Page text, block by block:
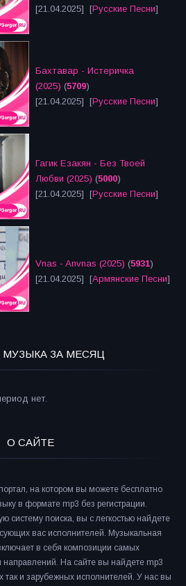
[21.04.2025] [Русские Песни]
Бахтавар - Истеричка
(2025) (5709)
[21.04.2025] [Русские Песни]
Гагик Езакян - Без Твоей
Любви (2025) (5000)
[21.04.2025] [Русские Песни]
Vnas - Anvnas (2025) (5931)
[21.04.2025] [Армянские Песни]
МУЗЫКА ЗА МЕСЯЦ
нет.
О САЙТЕ
на котором вы можете бесплатно
в формате mp3 без регистрации.
систему поиска, вы с легкостью найдете
вас исполнителей. Музыкальная
в себя композиции самых
направлений. На сайте вы найдете mp3
так и зарубежных исполнителей. У нас вы